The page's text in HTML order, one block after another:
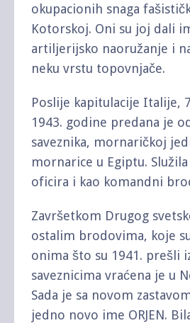
okupacionih snaga
Kotorskoj. Oni su joj dali
artiljerijsko naoružanje i
neku vrstu topovnjače.
Poslije kapitulacije Italije,
1943. godine predana je
saveznika, mornaričkoj
mornarice u Egiptu.
oficira i kao komandni
Završetkom Drugog
ostalim brodovima, koje
onima što su 1941. prešli
saveznicima vraćena je u
Sada je sa novom
jedno novo ime ORJEN.